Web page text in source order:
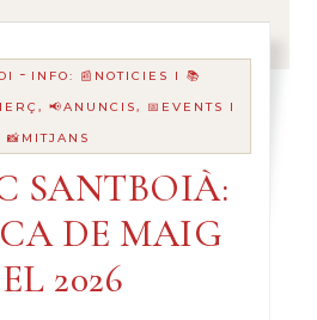
- INFO: 📰NOTICIES I 📚
📢ANUNCIS, 📅EVENTS I
📸MITJANS
SANTBOIÀ:
DE MAIG
2026